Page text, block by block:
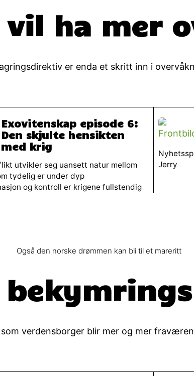
vil ha mer
er enda et skritt inn i
Exovitenskap episode 6:
Den skjulte hensikten
med krig
utvikler seg uansett natur mellom
tydelig er under dyp
og kontroll er krigene fullstendig
Jerry
Også den norske drømmen kan bli til et mareritt
verdensborger blir mer og mer